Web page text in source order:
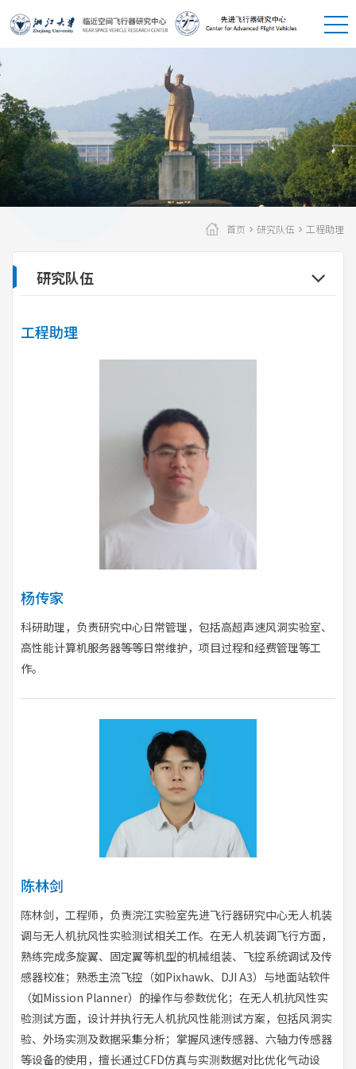
首页 研究队伍 工程助理
研究队伍
工程助理
杨传家
科研助理，负责研究中心日常管理，包括高超声速风洞实验室、
高性能计算机服务器等等日常维护，项目过程和经费管理等工
作。
陈林剑
陈林剑，工程师，负责浣江实验室先进飞行器研究中心无人机装
调与无人机抗风性实验测试相关工作。在无人机装调飞行方面，
熟练完成多旋翼、固定翼等机型的机械组装、飞控系统调试及传
感器校准；熟悉主流飞控（如Pixhawk、DJI A3）与地面站软件
（如Mission Planner）的操作与参数优化；在无人机抗风性实
验测试方面，设计并执行无人机抗风性能测试方案，包括风洞实
验、外场实测及数据采集分析；掌握风速传感器、六轴力传感器
等设备的使用，擅长通过CFD仿真与实测数据对比优化气动设